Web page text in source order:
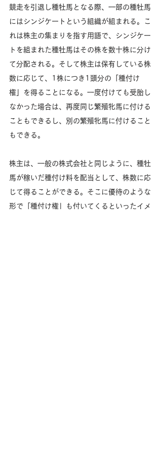
競走を引退し種牡馬となる際、一部の種牡馬
にはシンジケートという組織が組まれる。こ
れは株主の集まりを指す用語で、シンジケー
トを組まれた種牡馬はその株を数十株に分け
て分配される。そして株主は保有している株
数に応じて、1株につき1頭分の「種付け
権」を得ることになる。一度付けても受胎し
なかった場合は、再度同じ繁殖牝馬に付ける
こともできるし、別の繁殖牝馬に付けること
もできる。
株主は、一般の株式会社と同じように、種牡
馬が稼いだ種付け料を配当として、株数に応
じて得ることができる。そこに優待のような
形で「種付け権」も付いてくるといったイメ